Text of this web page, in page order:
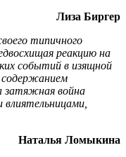
Лиза Биргер
типичного
реакцию на
событий в изящной
содержанием
затяжная война
Наталья Ломыкина